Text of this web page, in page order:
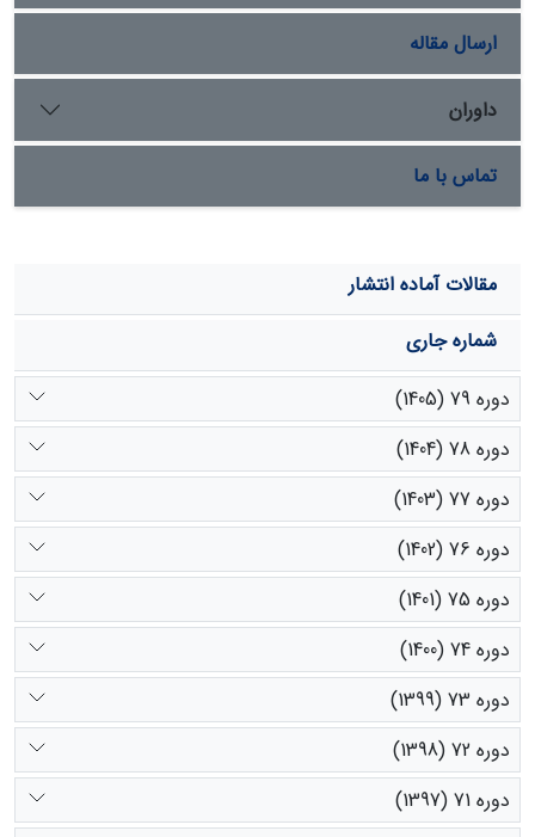
ارسال مقاله
داوران
تماس با ما
مقالات آماده انتشار
شماره جاری
دوره 79 (1405)
دوره 78 (1404)
دوره 77 (1403)
دوره 76 (1402)
دوره 75 (1401)
دوره 74 (1400)
دوره 73 (1399)
دوره 72 (1398)
دوره 71 (1397)